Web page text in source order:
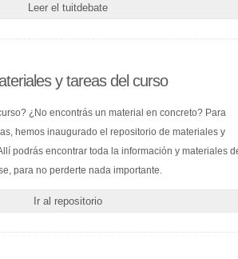
Leer el tuitdebate
y tareas del curso
¿No encontrás un material en concreto? Para
hemos inaugurado el repositorio de materiales y
podrás encontrar toda la información y materiales
para no perderte nada importante.
Ir al repositorio